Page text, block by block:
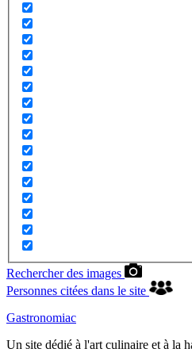
Rechercher des images
Personnes citées dans le site
Gastronomiac
Un site dédié à l'art culinaire et à la